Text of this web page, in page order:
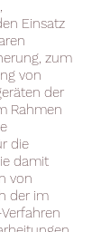
Einsatz
zum
von
der
Rahmen
die
damit
von
der im